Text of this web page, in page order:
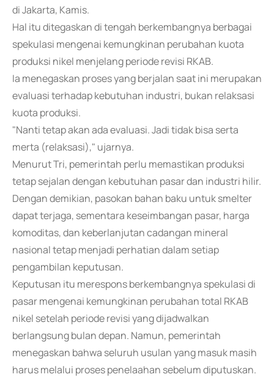
di Jakarta, Kamis.
Hal itu ditegaskan di tengah berkembangnya berbagai
spekulasi mengenai kemungkinan perubahan kuota
produksi nikel menjelang periode revisi RKAB.
Ia menegaskan proses yang berjalan saat ini merupakan
evaluasi terhadap kebutuhan industri, bukan relaksasi
kuota produksi.
"Nanti tetap akan ada evaluasi. Jadi tidak bisa serta
merta (relaksasi)," ujarnya.
Menurut Tri, pemerintah perlu memastikan produksi
tetap sejalan dengan kebutuhan pasar dan industri hilir.
Dengan demikian, pasokan bahan baku untuk smelter
dapat terjaga, sementara keseimbangan pasar, harga
komoditas, dan keberlanjutan cadangan mineral
nasional tetap menjadi perhatian dalam setiap
pengambilan keputusan.
Keputusan itu merespons berkembangnya spekulasi di
pasar mengenai kemungkinan perubahan total RKAB
nikel setelah periode revisi yang dijadwalkan
berlangsung bulan depan. Namun, pemerintah
menegaskan bahwa seluruh usulan yang masuk masih
harus melalui proses penelaahan sebelum diputuskan.